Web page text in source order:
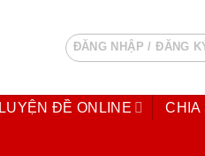
ĐĂNG NHẬP / ĐĂNG
LUYỆN ĐỀ ONLINE CHIA